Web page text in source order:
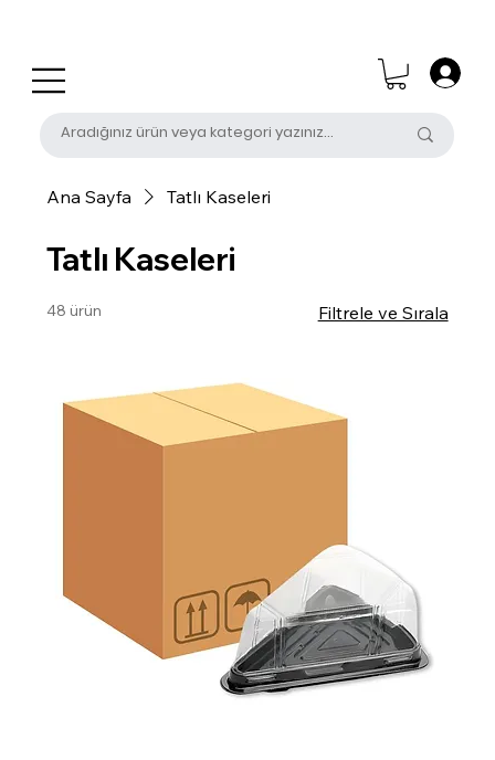
Ana Sayfa Tatlı Kaseleri
Tatlı Kaseleri
48 ürün Filtrele ve Sırala